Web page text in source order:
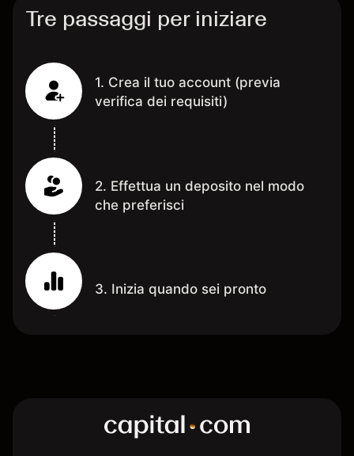
Tre passaggi per iniziare
1. Crea il tuo account (previa
verifica dei requisiti)
2. Effettua un deposito nel modo
che preferisci
3. Inizia quando sei pronto